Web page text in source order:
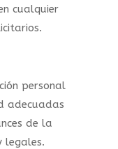
cualquier
personal
adecuadas
de la
legales.